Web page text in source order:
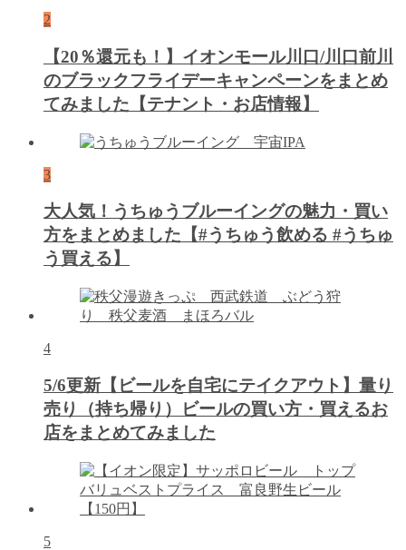
2
【20％還元も！】イオンモール川口/川口前川
のブラックフライデーキャンペーンをまとめ
てみました【テナント・お店情報】
3
大人気！うちゅうブルーイングの魅力・買い
方をまとめました【#うちゅう飲める #うちゅ
う買える】
4
5/6更新【ビールを自宅にテイクアウト】量り
売り（持ち帰り）ビールの買い方・買えるお
店をまとめてみました
5